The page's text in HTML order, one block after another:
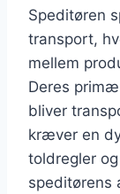
Speditøren
transport,
mellem
Deres
bliver
kræver en
toldregler
speditørens